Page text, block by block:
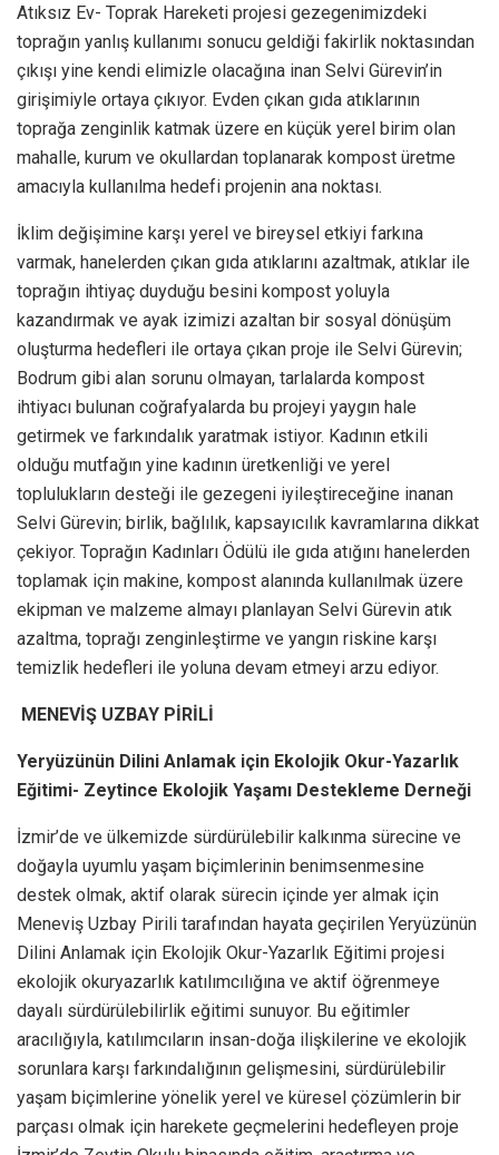
Atıksız Ev- Toprak Hareketi projesi gezegenimizdeki
toprağın yanlış kullanımı sonucu geldiği fakirlik noktasından
çıkışı yine kendi elimizle olacağına inan Selvi Gürevin’in
girişimiyle ortaya çıkıyor. Evden çıkan gıda atıklarının
toprağa zenginlik katmak üzere en küçük yerel birim olan
mahalle, kurum ve okullardan toplanarak kompost üretme
amacıyla kullanılma hedefi projenin ana noktası.
İklim değişimine karşı yerel ve bireysel etkiyi farkına
varmak, hanelerden çıkan gıda atıklarını azaltmak, atıklar ile
toprağın ihtiyaç duyduğu besini kompost yoluyla
kazandırmak ve ayak izimizi azaltan bir sosyal dönüşüm
oluşturma hedefleri ile ortaya çıkan proje ile Selvi Gürevin;
Bodrum gibi alan sorunu olmayan, tarlalarda kompost
ihtiyacı bulunan coğrafyalarda bu projeyi yaygın hale
getirmek ve farkındalık yaratmak istiyor. Kadının etkili
olduğu mutfağın yine kadının üretkenliği ve yerel
toplulukların desteği ile gezegeni iyileştireceğine inanan
Selvi Gürevin; birlik, bağlılık, kapsayıcılık kavramlarına dikkat
çekiyor. Toprağın Kadınları Ödülü ile gıda atığını hanelerden
toplamak için makine, kompost alanında kullanılmak üzere
ekipman ve malzeme almayı planlayan Selvi Gürevin atık
azaltma, toprağı zenginleştirme ve yangın riskine karşı
temizlik hedefleri ile yoluna devam etmeyi arzu ediyor.
MENEVİŞ UZBAY PİRİLİ
Yeryüzünün Dilini Anlamak için Ekolojik Okur-Yazarlık
Eğitimi- Zeytince Ekolojik Yaşamı Destekleme Derneği
İzmir’de ve ülkemizde sürdürülebilir kalkınma sürecine ve
doğayla uyumlu yaşam biçimlerinin benimsenmesine
destek olmak, aktif olarak sürecin içinde yer almak için
Meneviş Uzbay Pirili tarafından hayata geçirilen Yeryüzünün
Dilini Anlamak için Ekolojik Okur-Yazarlık Eğitimi projesi
ekolojik okuryazarlık katılımcılığına ve aktif öğrenmeye
dayalı sürdürülebilirlik eğitimi sunuyor. Bu eğitimler
aracılığıyla, katılımcıların insan-doğa ilişkilerine ve ekolojik
sorunlara karşı farkındalığının gelişmesini, sürdürülebilir
yaşam biçimlerine yönelik yerel ve küresel çözümlerin bir
parçası olmak için harekete geçmelerini hedefleyen proje